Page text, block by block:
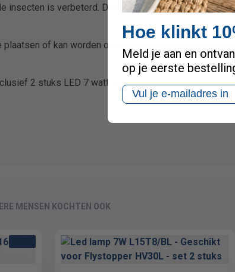
insecten is verbeterd. Door het unieke design
of kan worden opgehangen met de
2 stuks LED 7 watt lampen
MENSEN KOCHTEN OOK
Hoe klinkt
Meld je aan en
op je eerste
Email